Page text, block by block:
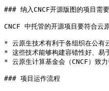
### 纳入CNCF开源版图的项目需
CNCF 中托管的开源项目要符合云
* 云原生技术有利于各组织在公有
* 这些技术能够构建容错性好、易
* 云原生计算基金会（CNCF）致
### 项目运作流程